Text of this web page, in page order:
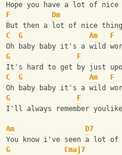
Hope you have a lot of
F
Dm
But then a lot of nice
C
G Am
F
Oh baby baby it's a wild
G
F
It's hard to get by just
C
G Am
F
Oh baby baby it's a wild
G
F
I'll always remember
Am D7
You know i've seen a lot of
G
Cmaj7